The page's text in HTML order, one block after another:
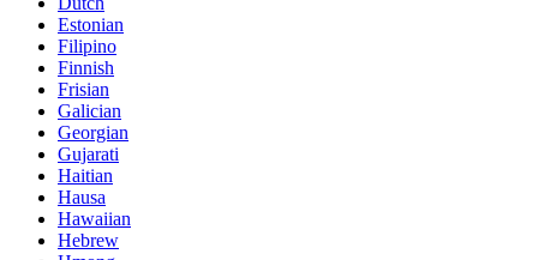
Estonian
Filipino
Finnish
Frisian
Galician
Georgian
Gujarati
Haitian
Hausa
Hawaiian
Hebrew